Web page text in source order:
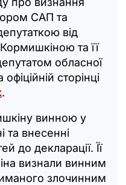
САП та
від
та її
обласної
сторінці
.
винною у
та внесенні
до декларації. Її
визнали винним
злочинним